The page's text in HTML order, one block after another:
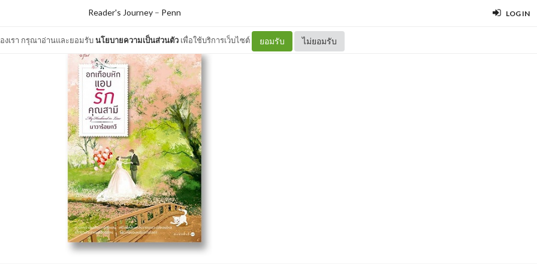
LOG IN
งเรา กรุณาอ่านและยอมรับนโยบายความเป็นส่วนตัว เพื่อใช้บริการเว็บไซต์ ยอมรับ ไม่ยอมรับ
Reader's Journey– Penn